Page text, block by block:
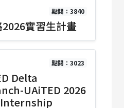
點閱：3840
2026實習生計畫
點閱：3023
Delta
UAiTED 2026